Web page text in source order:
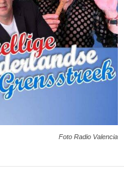
Foto Radio Valencia